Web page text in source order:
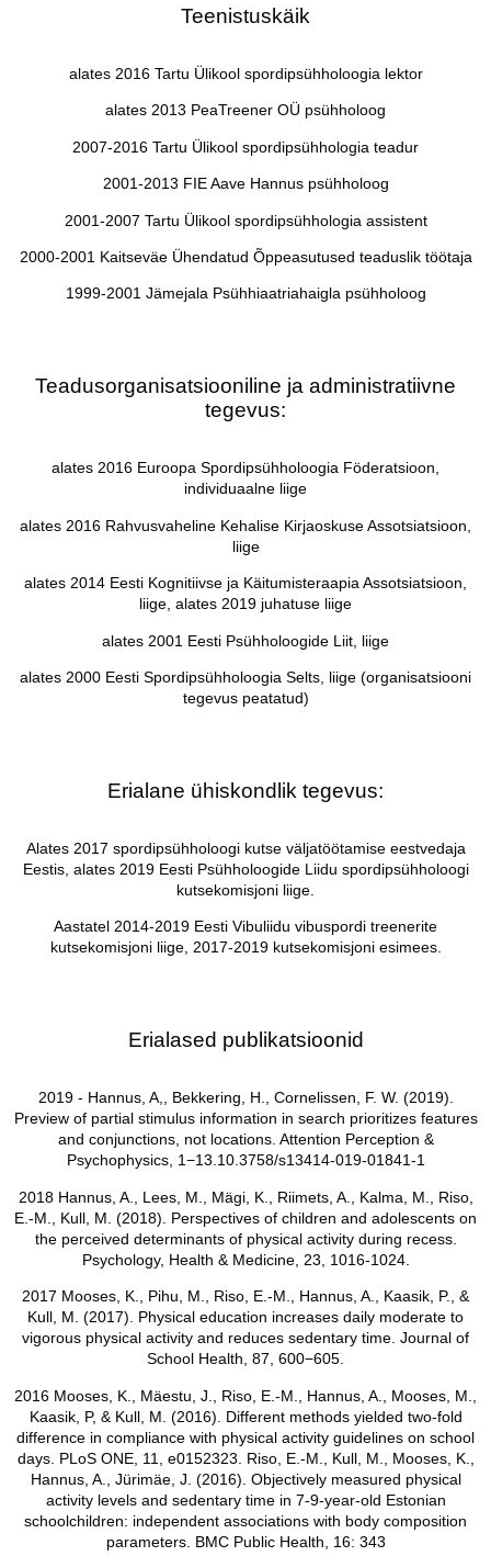
Teenistuskäik
alates 2016 Tartu Ülikool spordipsühholoogia lektor
alates 2013 PeaTreener OÜ psühholoog
2007-2016 Tartu Ülikool spordipsühhologia teadur
2001-2013 FIE Aave Hannus psühholoog
2001-2007 Tartu Ülikool spordipsühhologia assistent
2000-2001 Kaitseväe Ühendatud Õppeasutused teaduslik töötaja
1999-2001 Jämejala Psühhiaatriahaigla psühholoog
Teadusorganisatsiooniline ja administratiivne
tegevus:
alates 2016 Euroopa Spordipsühholoogia Föderatsioon,
individuaalne liige
alates 2016 Rahvusvaheline Kehalise Kirjaoskuse Assotsiatsioon,
liige
alates 2014 Eesti Kognitiivse ja Käitumisteraapia Assotsiatsioon,
liige, alates 2019 juhatuse liige
alates 2001 Eesti Psühholoogide Liit, liige
alates 2000 Eesti Spordipsühholoogia Selts, liige (organisatsiooni
tegevus peatatud)
Erialane ühiskondlik tegevus:
Alates 2017 spordipsühholoogi kutse väljatöötamise eestvedaja
Eestis, alates 2019 Eesti Psühholoogide Liidu spordipsühholoogi
kutsekomisjoni liige.
Aastatel 2014-2019 Eesti Vibuliidu vibuspordi treenerite
kutsekomisjoni liige, 2017-2019 kutsekomisjoni esimees.
Erialased publikatsioonid
2019 - Hannus, A,, Bekkering, H., Cornelissen, F. W. (2019).
Preview of partial stimulus information in search prioritizes features
and conjunctions, not locations. Attention Perception &
Psychophysics, 1−13.10.3758/s13414-019-01841-1
2018 Hannus, A., Lees, M., Mägi, K., Riimets, A., Kalma, M., Riso,
E.-M., Kull, M. (2018). Perspectives of children and adolescents on
the perceived determinants of physical activity during recess.
Psychology, Health & Medicine, 23, 1016-1024.
2017 Mooses, K., Pihu, M., Riso, E.-M., Hannus, A., Kaasik, P., &
Kull, M. (2017). Physical education increases daily moderate to
vigorous physical activity and reduces sedentary time. Journal of
School Health, 87, 600−605.
2016 Mooses, K., Mäestu, J., Riso, E.-M., Hannus, A., Mooses, M.,
Kaasik, P, & Kull, M. (2016). Different methods yielded two-fold
difference in compliance with physical activity guidelines on school
days. PLoS ONE, 11, e0152323. Riso, E.-M., Kull, M., Mooses, K.,
Hannus, A., Jürimäe, J. (2016). Objectively measured physical
activity levels and sedentary time in 7-9-year-old Estonian
schoolchildren: independent associations with body composition
parameters. BMC Public Health, 16: 343